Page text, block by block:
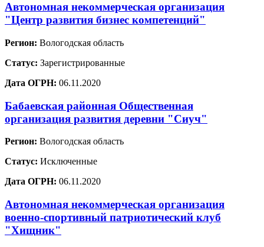
Автономная некоммерческая организация
"Центр развития бизнес компетенций"
Регион: Вологодская область
Статус: Зарегистрированные
Дата ОГРН: 06.11.2020
Бабаевская районная Общественная
организация развития деревни "Сиуч"
Регион: Вологодская область
Статус: Исключенные
Дата ОГРН: 06.11.2020
Автономная некоммерческая организация
военно-спортивный патриотический клуб
"Хищник"